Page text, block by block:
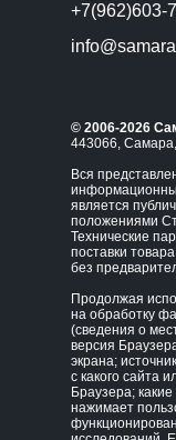
+7(962)603-
© 2006-2026
443066,
Вся
является
положениями
Технические
поставки
без
Продолжая
на обработку
(сведения о
версия
экрана;
с какого сайта
Браузера;
нажимает